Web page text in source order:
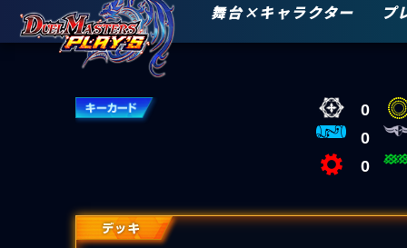
舞台×キャラクター プ
0
0
0